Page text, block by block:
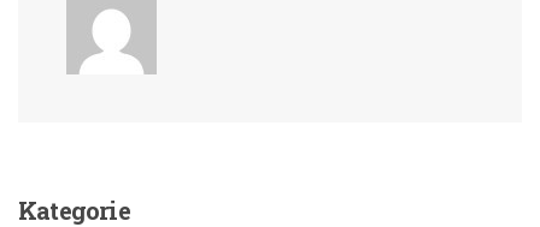
Kategorie